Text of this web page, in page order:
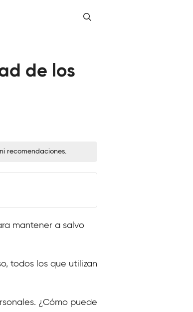
de los
recomendaciones.
mantener a salvo
todos los que utilizan
¿Cómo puede